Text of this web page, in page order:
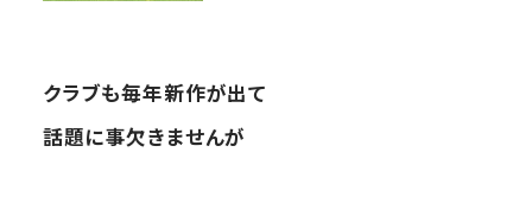
クラブも毎年新作が出て
話題に事欠きませんが